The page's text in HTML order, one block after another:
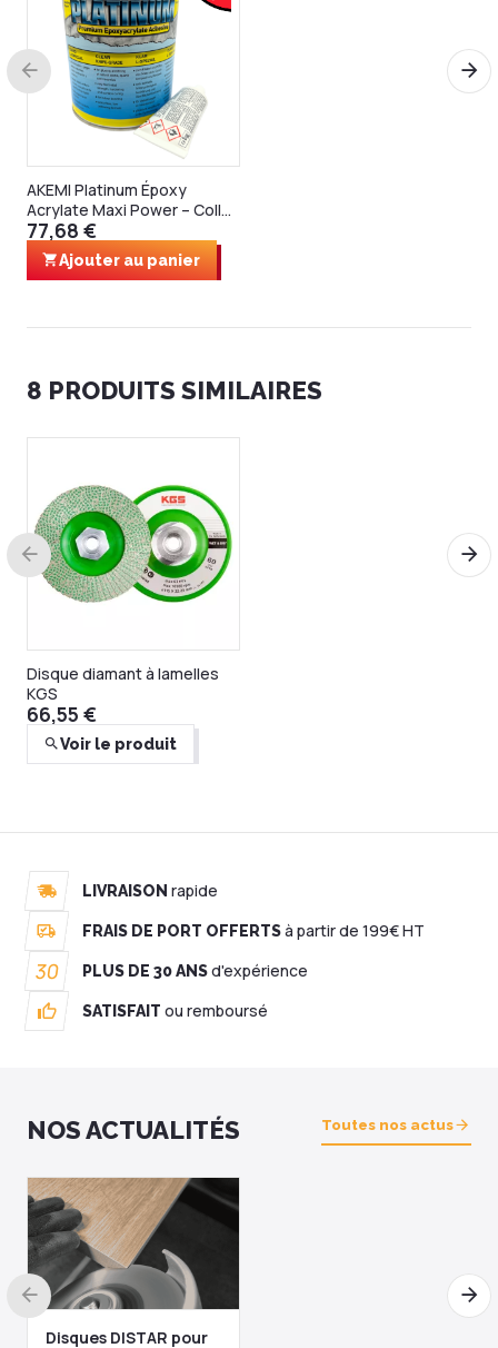
AKEMI Platinum Époxy
Acrylate Maxi Power – Colle
professionnelle pour biseaux
& carrelage
77,68 €
Ajouter au panier
Distar Galaxy 125mm
71,39 €
Ajouter au panier
machine Proxxon
7,93 €
Voir le produit
125mm Shine
50,22 €
Ajouter au panier
8 PRODUITS SIMILAIRES
Disque diamant à lamelles
KGS
66,55 €
Voir le produit
TEBO Peigne à colle
12,04 €
LIVRAISON rapide
FRAIS DE PORT OFFERTSà partir de 199€ HT
30 PLUS DE 30 ANSd'expérience
SATISFAIT ou remboursé
NOS ACTUALITÉS Toutes nos actus
Disques DISTAR pour